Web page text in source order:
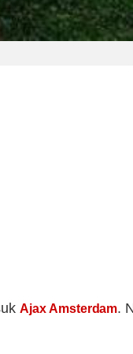
Ajax Amsterdam.